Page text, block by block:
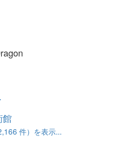
館
件）を表示...